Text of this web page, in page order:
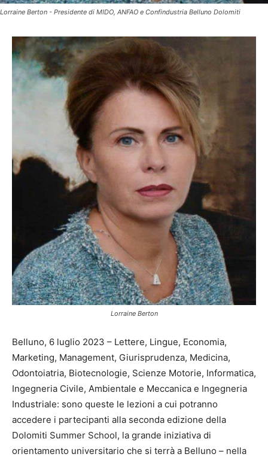
Lorraine Berton - Presidente di MIDO, ANFAO e Confindustria Belluno Dolomiti
Lorraine Berton
Belluno, 6 luglio 2023 – Lettere, Lingue, Economia,
Marketing, Management, Giurisprudenza, Medicina,
Odontoiatria, Biotecnologie, Scienze Motorie, Informatica,
Ingegneria Civile, Ambientale e Meccanica e Ingegneria
Industriale: sono queste le lezioni a cui potranno
accedere i partecipanti alla seconda edizione della
Dolomiti Summer School, la grande iniziativa di
orientamento universitario che si terrà a Belluno – nella